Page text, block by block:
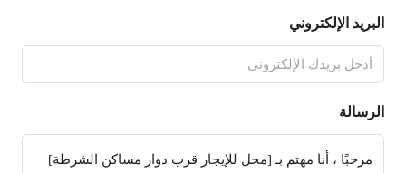
البريد الإلكتروني
الرسالة